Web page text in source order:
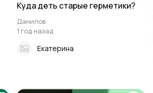
Куда деть старые герметики?
Данилов
1 год назад
Екатерина